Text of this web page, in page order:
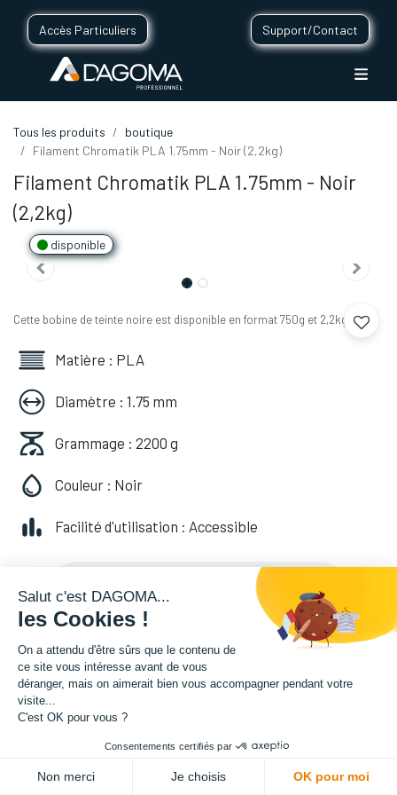
Accès Particuliers Support/Contact
Tous les produits
boutique
Filament Chromatik PLA 1.75mm - Noir (2,2kg)
Filament Chromatik PLA 1.75mm - Noir
(2,2kg)
disponible
Cette bobine de teinte noire est disponible en format 750g et 2,2kg.
Matière : PLA
Diamètre : 1.75 mm
Grammage : 2200 g
Couleur : Noir
Facilité d'utilisation : Accessible
49,99€HT
(59,99 TVA comprise)
Soyez averti lorsque le produit est de
nouveau en stock
Salut c'est DAGOMA...
les Cookies !
On a attendu d'être sûrs que le contenu de
ce site vous intéresse avant de vous
déranger, mais on aimerait bien vous accompagner pendant votre
visite...
C'est OK pour vous ?
Consentements certifiés par
Non merci Je choisis OK pour moi